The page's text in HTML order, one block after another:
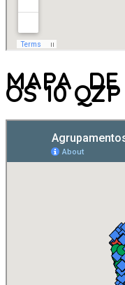
MAPA
OS 10 QZP